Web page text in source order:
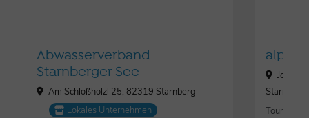
Abwasserverband
Starnberger See
Am Schloßhölzl 25, 82319 Starnberg
Lokales Unternehmen
Josef-
Starnberg